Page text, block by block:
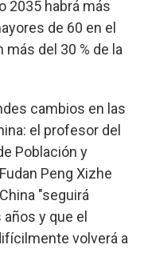
2035 habrá más
de 60 en el
del 30 % de la
cambios en las
el profesor del
Población y
Peng Xizhe
"seguirá
y que el
volverá a